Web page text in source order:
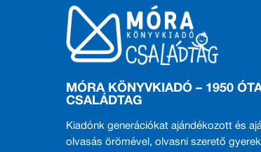
MÓRA KÖNYVKIADÓ – 1950
CSALÁDTAG
Kiadónk generációkat ajándékozott és
olvasás örömével, olvasni szerető